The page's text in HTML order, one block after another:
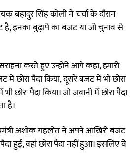
बहादुर सिंह कोली ने चर्चा के दौरान
है, इनका बुढ़ापे का बजट था जो चुनाव से
करते हुए उन्होंने आगे कहा, हमारी
छोरा पैदा किया, दूसरे बजट में भी छोरा
छोरा पैदा किया। जो जवानी में छोरा पैदा
है।
अशोक गहलोत ने अपने आखिरी बजट
हुई, वहां छोरा पैदा नहीं हुआ। इसलिए वे